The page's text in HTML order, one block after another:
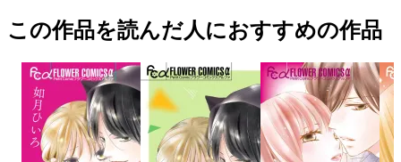
この作品を読んだ人におすすめの作品